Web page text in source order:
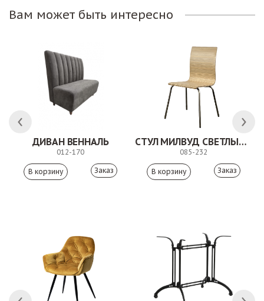
Вам может быть интересно
ДИВАН ВЕННАЛЬ
012-170
Заказ
СТУЛ МИЛВУД СВЕТЛЫЙ ШЕЛК
085-232
Заказ